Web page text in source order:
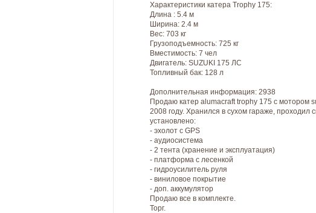
Характеристики катера Trophy 175:
Длина : 5.4 м
Ширина: 2.4 м
Вес: 703 кг
Грузоподъемность: 725 кг
Вместимость: 7 чел
Двигатель: SUZUKI 175 ЛС
Топливный бак: 128 л
Дополнительная информация: 2938
Продаю катер alumacraft trophy 175 с мотором
2008 году. Хранился в сухом гараже,
установлено:
- эхолот с GPS
- аудиосистема
- 2 тента (хранение и эксплуатация)
- платформа с лесенкой
- гидроусилитель руля
- виниловое покрытие
- доп. аккумулятор
Продаю все в комплекте.
Торг.